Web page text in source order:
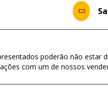
poderão não estar
com um de nossos